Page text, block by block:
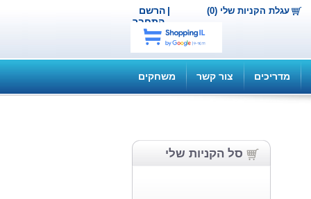
הרשם |
התחבר
עגלת הקניות שלי (0)
מדריכים צור קשר משחקים
סל הקניות שלי